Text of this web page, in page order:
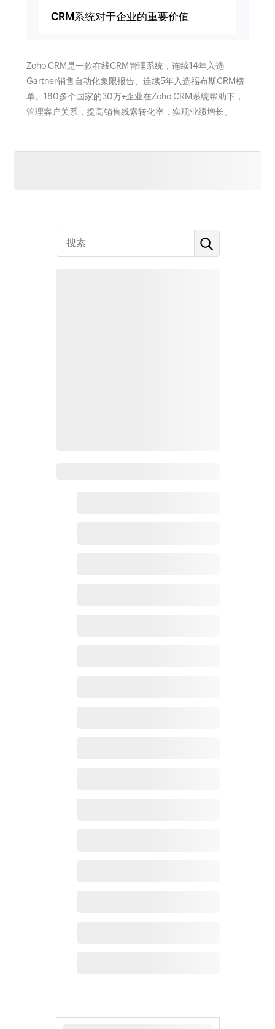
CRM系统对于企业的重要价值
Zoho CRM是一款在线CRM管理系统，连续14年入选
Gartner销售自动化象限报告、连续5年入选福布斯CRM榜
单。180多个国家的30万+企业在Zoho CRM系统帮助下，
管理客户关系，提高销售线索转化率，实现业绩增长。